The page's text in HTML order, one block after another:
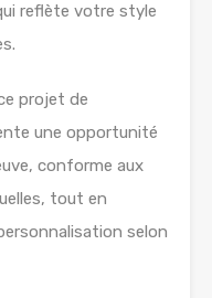
reflète votre style
projet de
une opportunité
conforme aux
tout en
selon